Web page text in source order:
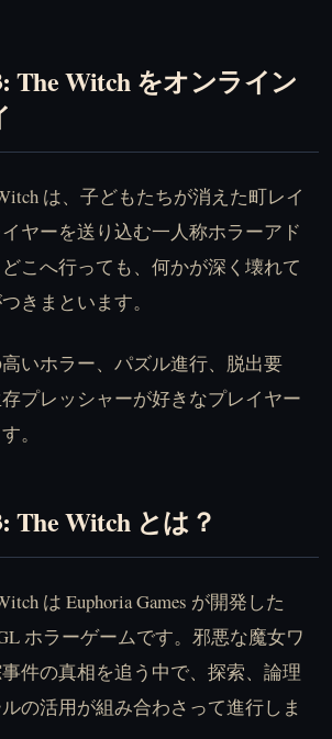
The Witch をオンライン
は、子どもたちが消えた町レイ
ヤーを送り込む一人称ホラーアド
こへ行っても、何かが深く壊れて
きまといます。
いホラー、パズル進行、脱出要
プレッシャーが好きなプレイヤー
。
The Witch とは？
は Euphoria Games が開発した
ホラーゲームです。邪悪な魔女ワ
件の真相を追う中で、探索、論理
の活用が組み合わさって進行しま